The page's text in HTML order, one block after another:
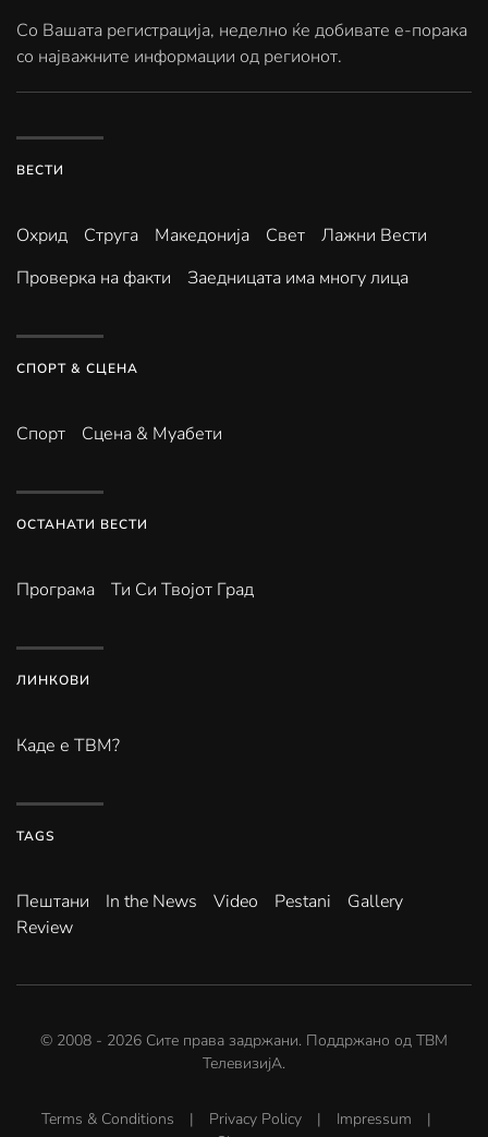
Со Вашата регистрација, неделно ќе добивате е-порака
со најважните информации од регионот.
ВЕСТИ
Охрид Струга Македонија Свет
Лажни Вести
Проверка на факти
Заедницата има многу лица
СПОРТ & СЦЕНА
Спорт Сцена & Муабети
ОСТАНАТИ ВЕСТИ
Програма Ти Си Твојот Град
ЛИНКОВИ
Каде е ТВМ?
TAGS
Пештани In the News Video Pestani
Gallery
Review
© 2008 - 2026 Сите права задржани. Поддржано од ТВМ
ТелевизијА.
Terms & Conditions | Privacy Policy | Impressum |